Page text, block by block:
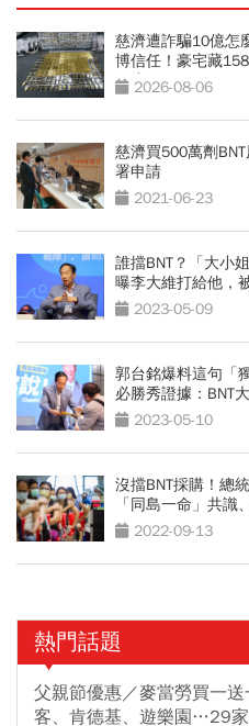
慈濟遭詐騙10億怎
博信任！豪宅藏
回應了
2026-08-06
慈濟買500萬劑
署申請
2021-06-23
誰擋BNT？「大小
曝李大維打給他，
2023-05-09
郭台銘爆料這句「
必勝秀證據：BNT
2023-05-10
沒擋BNT採購！總
「同島一命」共識
2022-09-13
熱門話題
父親節優惠／麥當勞買一
客、肯德基、遊樂園…29